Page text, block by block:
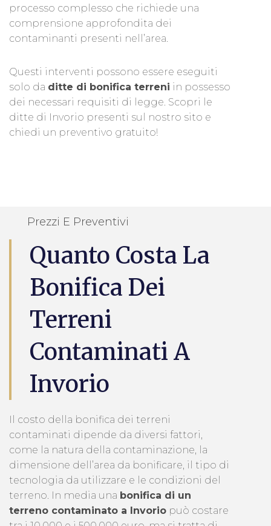
processo complesso che richiede una
comprensione approfondita dei
contaminanti presenti nell’area.
Questi interventi possono essere eseguiti
solo da ditte di bonifica terreni in possesso
dei necessari requisiti di legge. Scopri le
ditte di Invorio presenti sul nostro sito e
chiedi un preventivo gratuito!
Prezzi E Preventivi
Quanto Costa La
Bonifica Dei
Terreni
Contaminati A
Invorio
Il costo della bonifica dei terreni
contaminati dipende da diversi fattori,
come la natura della contaminazione, la
dimensione dell’area da bonificare, il tipo di
tecnologia da utilizzare e le condizioni del
terreno. In media una bonifica di un
terreno contaminato a Invorio può costare